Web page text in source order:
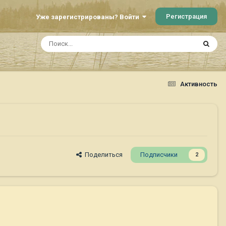
Уже зарегистрированы? Войти Регистрация
Активность
Поделиться Подписчики 2